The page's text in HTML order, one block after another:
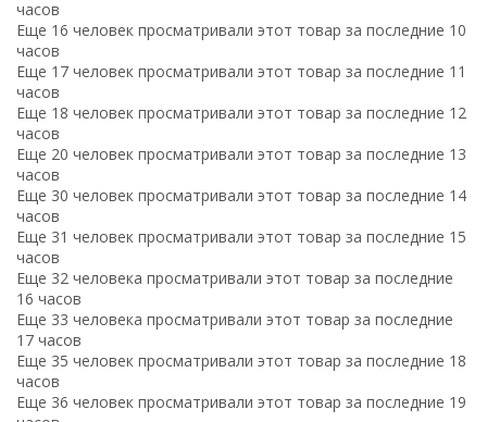
часов
Еще 16 человек просматривали этот товар за последние 10
часов
Еще 17 человек просматривали этот товар за последние 11
часов
Еще 18 человек просматривали этот товар за последние 12
часов
Еще 20 человек просматривали этот товар за последние 13
часов
Еще 30 человек просматривали этот товар за последние 14
часов
Еще 31 человек просматривали этот товар за последние 15
часов
Еще 32 человека просматривали этот товар за последние
16 часов
Еще 33 человека просматривали этот товар за последние
17 часов
Еще 35 человек просматривали этот товар за последние 18
часов
Еще 36 человек просматривали этот товар за последние 19